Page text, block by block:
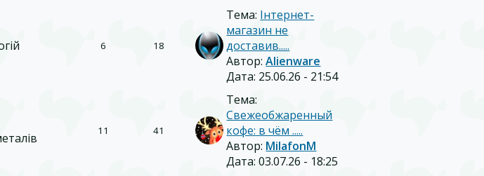
6 18
Тема: Інтернет-
магазин не
доставив.....
Автор:Alienware
Дата: 25.06.26 - 21:54
11 41
Тема:
Свежеобжаренный
кофе: в чём .....
Автор: MilafonM
Дата: 03.07.26 - 18:25